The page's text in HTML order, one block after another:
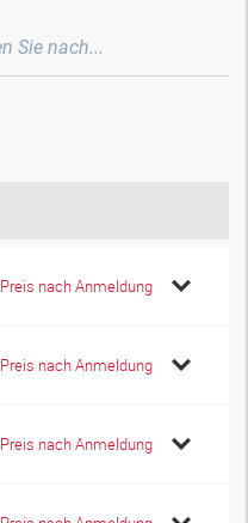
Preis nach Anmeldung
Preis nach Anmeldung
Preis nach Anmeldung